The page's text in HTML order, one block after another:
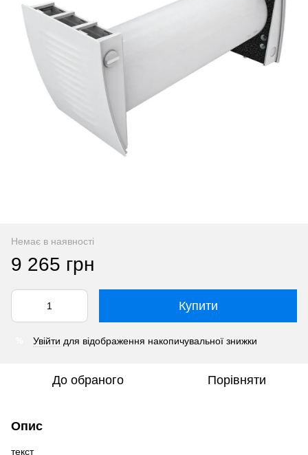
Немає в наявності
9 265 грн
Купити
Увійти для відображення накопичувальної знижки
До обраного Порівняти
Опис
текст